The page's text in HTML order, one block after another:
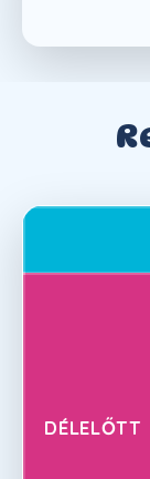
DÉLELŐTT